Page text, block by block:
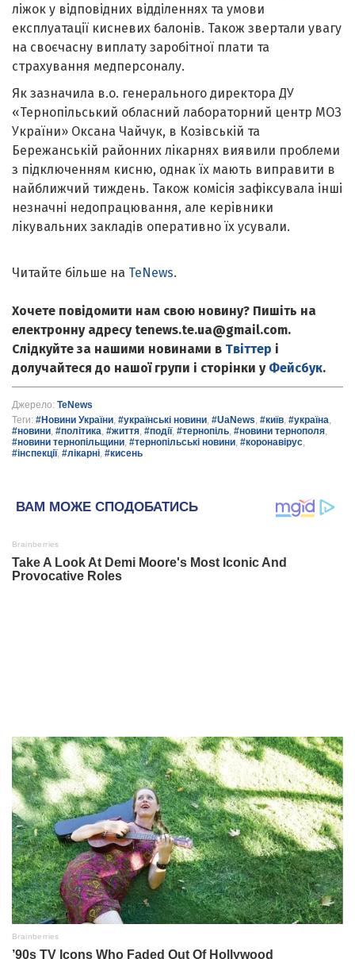
ліжок у відповідних відділеннях та умови
експлуатації кисневих балонів. Також звертали увагу
на своєчасну виплату заробітної плати та
страхування медперсоналу.
Як зазначила в.о. генерального директора ДУ
«Тернопільський обласний лабораторний центр МОЗ
України» Оксана Чайчук, в Козівській та
Бережанській районних лікарнях виявили проблеми
з підключенням кисню, однак їх мають виправити в
найближчий тиждень. Також комісія зафіксувала інші
незначні недопрацювання, але керівники
лікувальних закладів оперативно їх усували.
Читайте більше на TeNews.
Хочете повідомити нам свою новину? Пишіть на
електронну адресу tenews.te.ua@gmail.com.
Слідкуйте за нашими новинами в Твіттер і
долучайтеся до нашої групи і сторінки у Фейсбук.
Джерело: TeNews
Теги: #Новини України, #українські новини, #UaNews, #київ, #україна,
#новини, #політика, #життя, #події, #тернопіль, #новини тернополя,
#новини тернопільщини, #тернопільські новини, #коронавірус,
#інспекції, #лікарні, #кисень